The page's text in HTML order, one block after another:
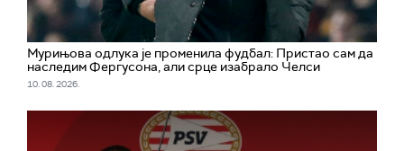
Мурињова одлука је променила фудбал: Пристао сам да
наследим Фергусона, али срце изабрало Челси
10. 08. 2026.